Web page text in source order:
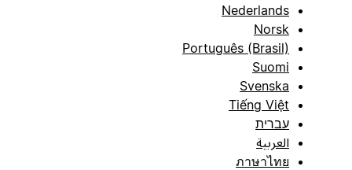
Nederlands
Norsk
Português (Brasil)
Suomi
Svenska
Tiếng Việt
עברית
العربية
ภาษาไทย